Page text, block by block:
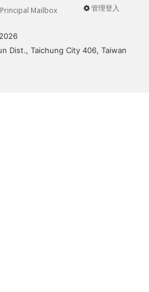
User
管理登入
Principal Mailbox
Dist., Taichung City 406, Taiwan